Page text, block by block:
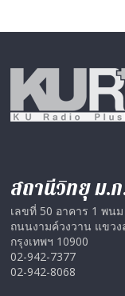
สถานีวิทยุ ม.
เลขที่ 50 อาคาร 1 พน
ถนนงามค์วงวาน แขวง
กรุงเทพฯ 10900
02-942-7377
02-942-8068